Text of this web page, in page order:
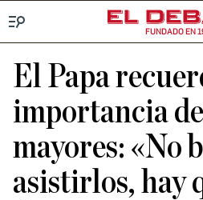
FUNDADO EN
El Papa
importancia
mayores: «No
asistirlos, hay